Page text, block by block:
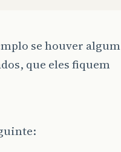
se houver algum
que eles fiquem